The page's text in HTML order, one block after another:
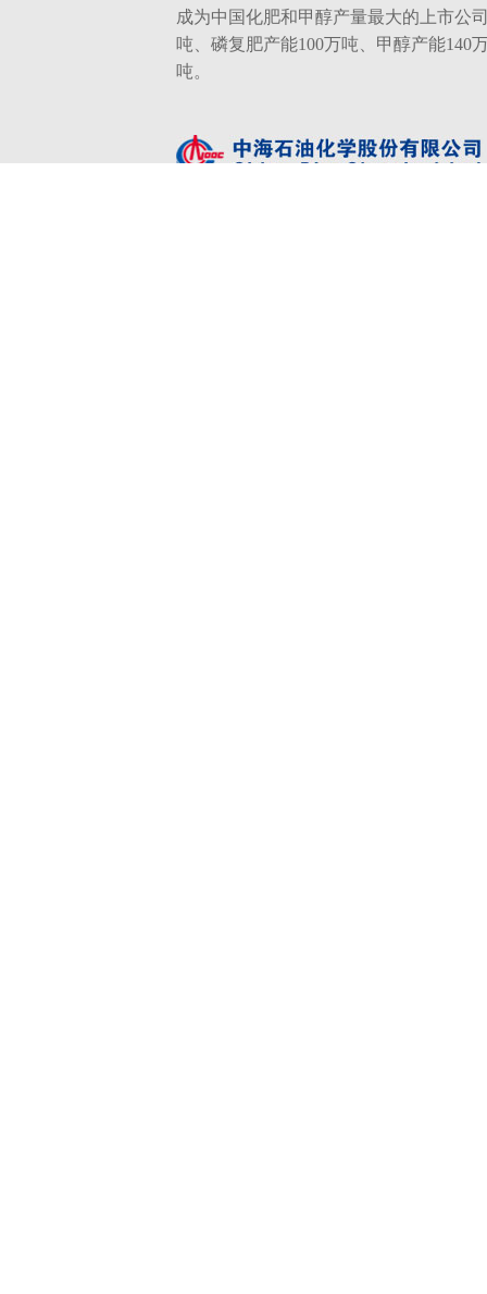
成为中国化肥和甲醇产量最大的上市公
吨、磷复肥产能100万吨、甲醇产能140
吨。